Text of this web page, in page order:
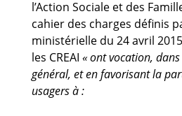
l’Action Sociale et des
cahier des charges définis
ministérielle du 24 avril
les CREAI « ont vocation,
général, et en favorisant la
usagers à :